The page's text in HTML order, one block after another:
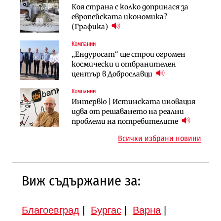
Коя страна с колко допринася за
европейската икономика?
(Графика)
Компании
„Ендуросат“ ще строи огромен
космически и отбранителен
център в Доброславци
Компании
Интервю | Истинската иновация
идва от решаването на реални
проблеми на потребителите
Енергетика
АЕЦ „Козлодуй“ ще работи само още
няколко седмици, ако сушата
Компании
„Хювефарма“ подписа договор за
придобиване на Euroapi Italy
Инфраструктура
АПИ възложи промяната на
парцеларния план за
Финанси
Ипотечното кредитиране в
България продължава да се охлажда
Публични финанси
След 20 години застой: Данъчните
оценки на имотите може да бъдат
Инфраструктура
Вторият мост над Варненското
езеро става част от бъдещата
Всички избрани новини
Виж съдържание за:
Благоевград| Бургас| Варна|